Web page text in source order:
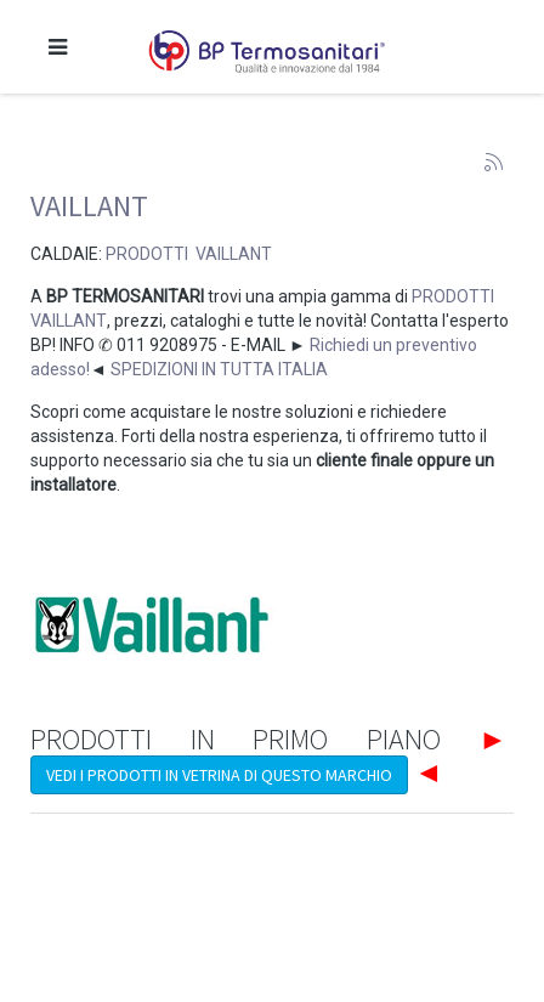
VAILLANT
CALDAIE: PRODOTTI VAILLANT
A BP TERMOSANITARI trovi una ampia gamma di PRODOTTI
VAILLANT, prezzi, cataloghi e tutte le novità! Contatta l'esperto
BP! INFO ✆ 011 9208975 - E-MAIL ► Richiedi un preventivo
adesso! ◄ SPEDIZIONI IN TUTTA ITALIA
Scopri come acquistare le nostre soluzioni e richiedere
assistenza. Forti della nostra esperienza, ti offriremo tutto il
supporto necessario sia che tu sia un cliente finale oppure un
installatore
PRODOTTI IN PRIMO PIANO ►
VEDI I PRODOTTI IN VETRINA DI QUESTO MARCHIO ◄